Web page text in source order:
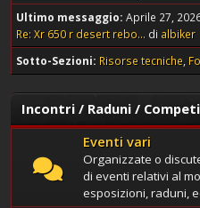
Ultimo messaggio: Aprile 27,
Re: Xr 650 r desert rebo... di albiker
Sotto-Sezioni Risorse tecniche
Incontri / Raduni /
Eventi vari
Organizzate o
di eventi relativi al
esposizioni, raduni,